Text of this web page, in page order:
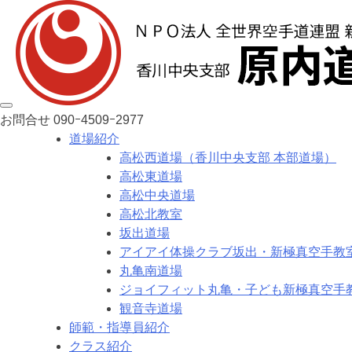
お問合せ 090ｰ4509ｰ2977
道場紹介
高松西道場（香川中央支部 本部道場）
高松東道場
高松中央道場
高松北教室
坂出道場
アイアイ体操クラブ坂出・新極真空手教
丸亀南道場
ジョイフィット丸亀・子ども新極真空手
観音寺道場
師範・指導員紹介
クラス紹介